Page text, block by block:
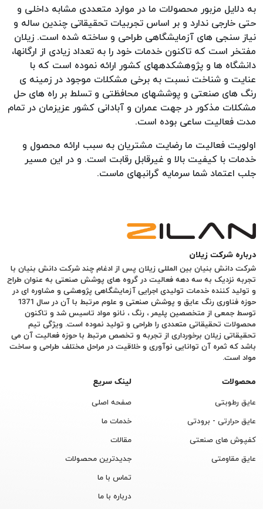
به دلایل مزبور محصولات ما در موارد متعددی مشابه داخلی و
حتی خارجی ندارد و بر اساس تجربیات تحقیقاتی چندین ساله و
نیاز سنجی های آزمایشگاهی طراحی و ساخته شده است. زیلان
مفتخر است که تاکنون خدمات خود را به تعداد زیادی از ارگانها،
دانشگاه ها و پژوهشکدههای کشور ارائه نموده است که با
عنایت و شناخت نسبت به برخی مشکلات موجود در زمینه ی
رنگ های صنعتی و پوششهای محافظتی و تسلط بر راه های حل
مشکلات مذکور در جهت عمران و آبادانی کشور عزیزمان در تمام
مدت فعالیت ساعی بوده است.
اولویت فعالیت ما رضایت مشتریان به سبب ارائه محصول و
خدمات با کیفیت بالا و غیرقابل رقابت است. و در این مسیر
جلب اعتماد شما سرمایه گرانبهای ماست.
درباره شرکت زیلان
شرکت دانش بنیان بین المللی زیلان پس از ادغام چند شرکت دانش بنیان با
تجربه نزدیک به سه دهه فعالیت در گروه های پوشش صنعتی به عنوان طراح
و تولید کننده خدمات تولیدی اجرایی آزمایشگاهی پژوهشی و مشاوره ای در
حوزه فناوری رنگ عایق و پوشش صنعتی و علوم مرتبط با آن در سال 1371
توسط جمعی از متخصصین پلیمر ، رنگ ، نانو مواد تاسیس شد و تاکنون
محصولات تحقیقاتی متعددی را طراحی و تولید نموده است. ویژگی تیم
تحقیقاتی زیلان برخورداری از تجربه و تخصص مرتبط با حوزه فعالیت آن می
باشد که ثمره آن توانایی نوآوری و خلاقیت در مراحل مختلف طراحی و ساخت
مواد است.
محصولات
عایق رطوبتی
عایق حرارتی - برودتی
کفپوش های صنعتی
عایق مقاومتی
لینک سریع
صفحه اصلی
خدمات ما
مقالات
جدیدترین محصولات
تماس با ما
درباره با ما